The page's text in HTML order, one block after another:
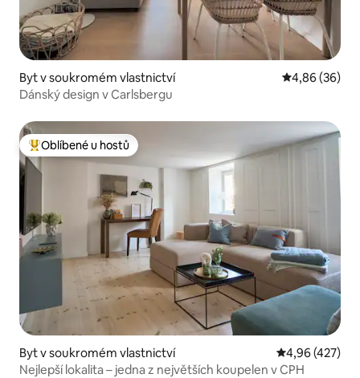
Byt v soukromém vlastnictví Průměrné
4,86 (36)
Dánský design v Carlsbergu
Nejlepší v kategorii Oblíbené u hostů
Oblíbené u hostů
Byt v soukromém vlastnictví Průměrné
4,96 (427)
Nejlepší lokalita – jedna z největších koupelen v CPH